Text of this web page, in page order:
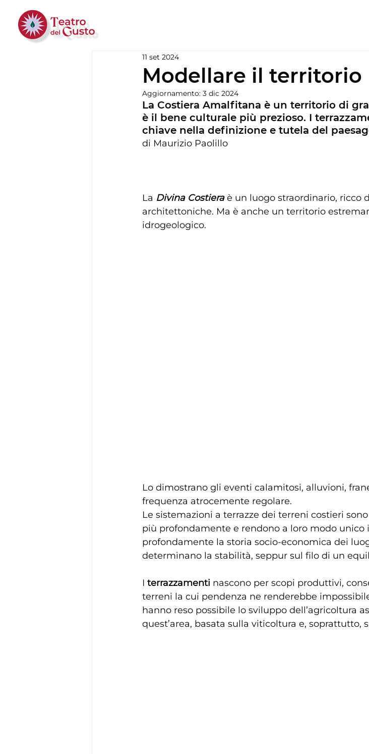
Modellare il territorio
11 set 2024
Aggiornamento: 3 dic 2024
La Costiera Amalfitana è un territorio di
è il bene culturale più prezioso. I
chiave nella definizione e tutela del
di Maurizio Paolillo
La Divina Costiera è un luogo straordinario, ricco
architettoniche. Ma è anche un territorio
idrogeologico.
Lo dimostrano gli eventi calamitosi, alluvioni,
frequenza atrocemente regolare.
Le sistemazioni a terrazze dei terreni costieri sono
più profondamente e rendono a loro modo unico
profondamente la storia socio-economica dei
determinano la stabilità, seppur sul filo di un
I terrazzamenti nascono per scopi produttivi,
terreni la cui pendenza ne renderebbe
hanno reso possibile lo sviluppo dell’agricoltura
quest’area, basata sulla viticoltura e, soprattutto,